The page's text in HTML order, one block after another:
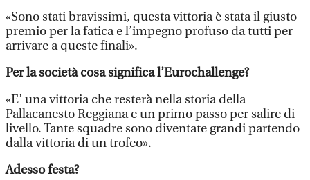
«Sono stati bravissimi, questa vittoria è stata il giusto
premio per la fatica e l’impegno profuso da tutti per
arrivare a queste finali».
Per la società cosa significa l’Eurochallenge?
«E’ una vittoria che resterà nella storia della
Pallacanesto Reggiana e un primo passo per salire di
livello. Tante squadre sono diventate grandi partendo
dalla vittoria di un trofeo».
Adesso festa?